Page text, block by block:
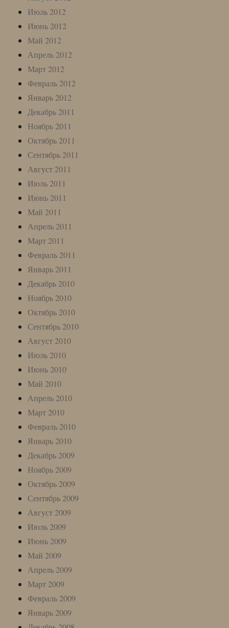
Июль 2012
Июнь 2012
Май 2012
Апрель 2012
Март 2012
Февраль 2012
Январь 2012
Декабрь 2011
Ноябрь 2011
Октябрь 2011
Сентябрь 2011
Август 2011
Июль 2011
Июнь 2011
Май 2011
Апрель 2011
Март 2011
Февраль 2011
Январь 2011
Декабрь 2010
Ноябрь 2010
Октябрь 2010
Сентябрь 2010
Август 2010
Июль 2010
Июнь 2010
Май 2010
Апрель 2010
Март 2010
Февраль 2010
Январь 2010
Декабрь 2009
Ноябрь 2009
Октябрь 2009
Сентябрь 2009
Август 2009
Июль 2009
Июнь 2009
Май 2009
Апрель 2009
Март 2009
Февраль 2009
Январь 2009